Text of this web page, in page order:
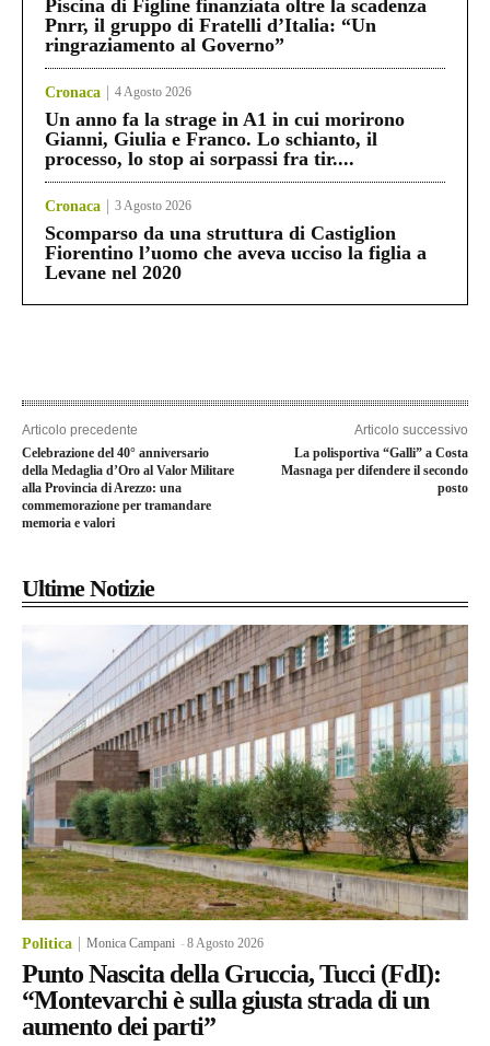
Piscina di Figline finanziata oltre la scadenza
Pnrr, il gruppo di Fratelli d’Italia: “Un
ringraziamento al Governo”
Cronaca 4 Agosto 2026
Un anno fa la strage in A1 in cui morirono
Gianni, Giulia e Franco. Lo schianto, il
processo, lo stop ai sorpassi fra tir....
Cronaca 3 Agosto 2026
Scomparso da una struttura di Castiglion
Fiorentino l’uomo che aveva ucciso la figlia a
Levane nel 2020
Articolo precedente
Celebrazione del 40° anniversario
della Medaglia d’Oro al Valor Militare
alla Provincia di Arezzo: una
commemorazione per tramandare
memoria e valori
Articolo successivo
La polisportiva “Galli” a Costa
Masnaga per difendere il secondo
posto
Ultime Notizie
Politica Monica Campani -8 Agosto 2026
Punto Nascita della Gruccia, Tucci (FdI):
“Montevarchi è sulla giusta strada di un
aumento dei parti”